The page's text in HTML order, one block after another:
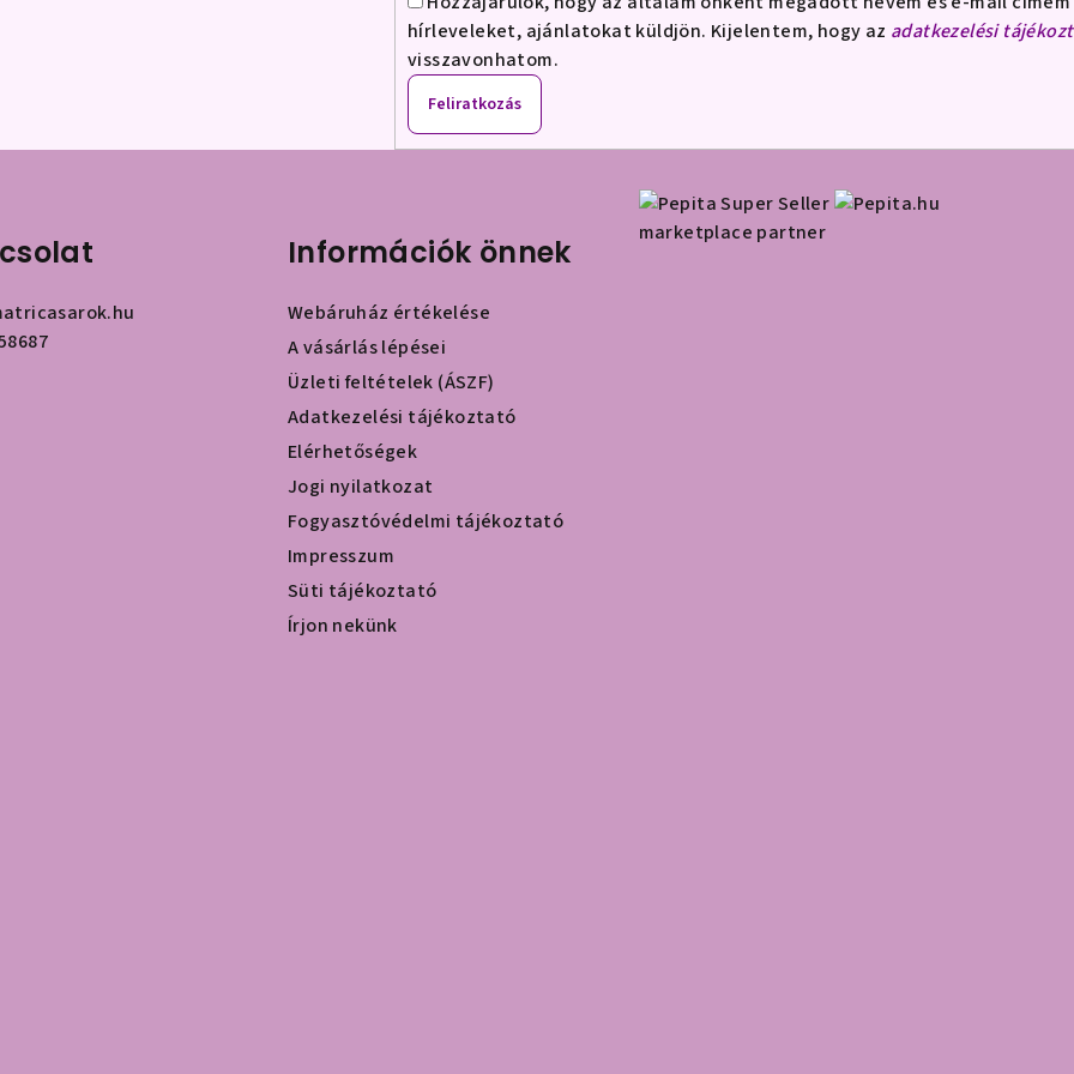
hírleveleket, ajánlatokat küldjön. Kijelentem, hogy az adatkezelési
visszavonhatom.
Feliratkozás
Információk önnek
Webáruház értékelése
A vásárlás lépései
Üzleti feltételek (ÁSZF)
Adatkezelési tájékoztató
Elérhetőségek
Jogi nyilatkozat
Fogyasztóvédelmi tájékoztató
Impresszum
Süti tájékoztató
Írjon nekünk
marketplace partner